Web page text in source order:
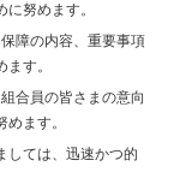
努めます。
障の内容、重要事項
す。
合員の皆さまの意向
ます。
しては、迅速かつ的